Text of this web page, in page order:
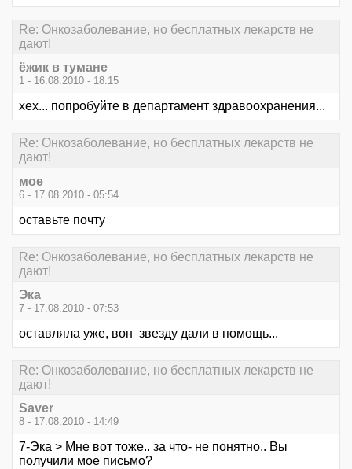
Re: Онкозаболевание, но бесплатных лекарств не
дают!
ёжик в тумане
1 - 16.08.2010 - 18:15
хех... попробуйте в департамент здравоохранения...
Re: Онкозаболевание, но бесплатных лекарств не
дают!
мое
6 - 17.08.2010 - 05:54
оставьте почту
Re: Онкозаболевание, но бесплатных лекарств не
дают!
Эка
7 - 17.08.2010 - 07:53
оставляла уже, вон звезду дали в помощь...
Re: Онкозаболевание, но бесплатных лекарств не
дают!
Saver
8 - 17.08.2010 - 14:49
7-Эка > Мне вот тоже.. за что- не понятно.. Вы
получили мое письмо?